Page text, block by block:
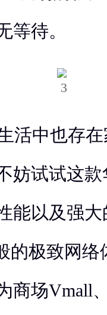
等待。
活中也存
妨试试这
能以及强
的极致网
商场Vmall